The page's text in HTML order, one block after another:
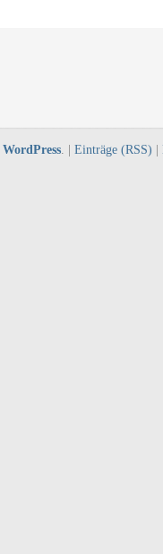
WordPress. | Einträge (RSS)